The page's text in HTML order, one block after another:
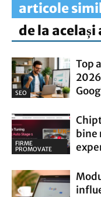
articole
de la
SEO
Top
FIRME
PROMOVATE
bine